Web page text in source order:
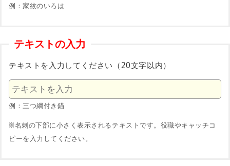
例：家紋のいろは
テキストの入力
テキストを入力してください（20文字以内）
例：三つ綱付き錨
※名刺の下部に小さく表示されるテキストです。役職やキャッチコ
ピーを入力してください。